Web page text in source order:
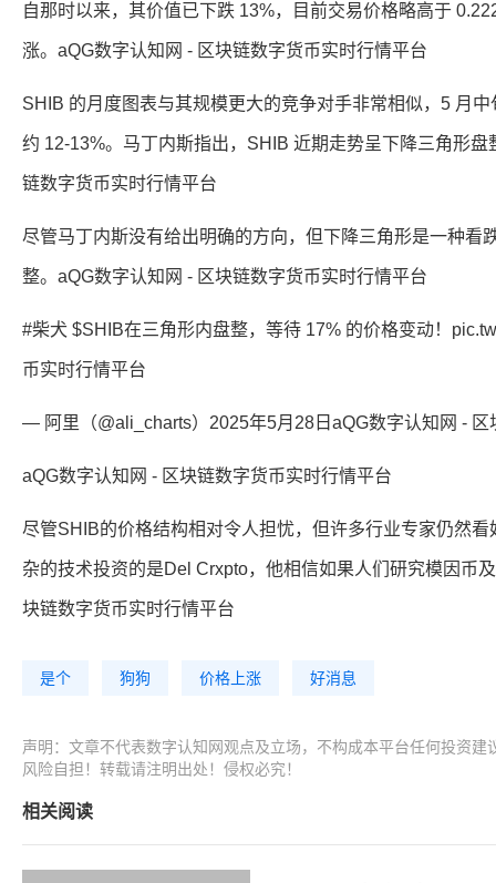
自那时以来，其价值已下跌 13%，目前交易价格略高于
涨。aQG数字认知网 - 区块链数字货币实时行情平台
SHIB 的月度图表与其规模更大的竞争对手非常相似，5 月
约 12-13%。马丁内斯指出，SHIB 近期走势呈下降三角形
链数字货币实时行情平台
尽管马丁内斯没有给出明确的方向，但下降三角形是一种看
整。aQG数字认知网 - 区块链数字货币实时行情平台
#柴犬 $SHIB在三角形内盘整，等待 17% 的价格变动！
币实时行情平台
— 阿里（@ali_charts）2025年5月28日aQG数字认知网 - 区
aQG数字认知网 - 区块链数字货币实时行情平台
尽管SHIB的价格结构相对令人担忧，但许多行业专家仍然
杂的技术投资的是Del Crxpto，他相信如果人们研究模因币
块链数字货币实时行情平台
是个 狗狗 价格上涨 好消息
声明：文章不代表数字认知网观点及立场，不构成本平台任何投资
风险自担！转载请注明出处！侵权必究！
相关阅读